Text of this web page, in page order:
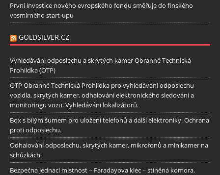
První investice nového evropského fondu směřuje do finského
vesmírného start-upu
GOLDSILVER.CZ
Vyhledávání odposlechu a skrytých kamer Obranně Technická
Prohlídka (OTP)
OTP Obranně Technická Prohlídka pro vyhledávání odposlechu
vozidla, skrytých kamer, odhalování elektronického sledování a
monitoringu vozu. Vyhledávání lokalizátorů.
Box s bílým šumem pro uložení telefonů a další elektroniky. Ochrana
proti odposlechu.
Odhalování odposlechu, skrytých kamer, mikrofonů a minikamer na
schůzkách.
Bezpečná jednací místnost – Faradayova klec – stíněná komora.